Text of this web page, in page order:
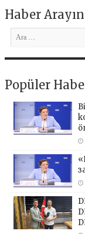
Haber Arayın
Popüler